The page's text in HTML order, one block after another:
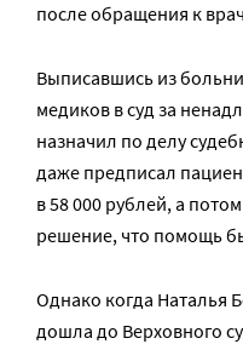
после обращения к
Выписавшись из
медиков в суд за
назначил по делу
даже предписал
в 58 000 рублей, а
решение, что помощь
Однако когда Наталья
дошла до Верховного